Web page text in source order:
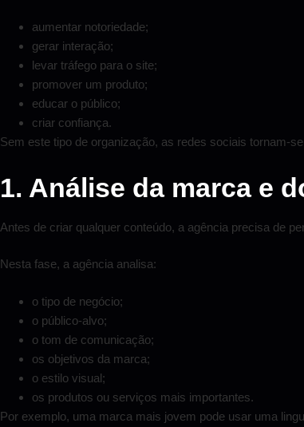
aumentar notoriedade;
gerar interação;
levar tráfego para o site;
promover um produto;
educar o público;
criar confiança.
Sem este tipo de organização, as redes sociais tornam-
1. Análise da marca e
Antes de criar qualquer conteúdo, a agência precisa de
Nesta fase, a agência analisa:
o tipo de negócio;
o público-alvo;
o tom de comunicação;
os objetivos da marca;
o estilo visual;
os produtos ou serviços mais importantes.
Por exemplo, uma marca mais jovem pode usar uma